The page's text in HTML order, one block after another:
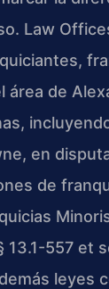
Law
área de
en
de
13.1-557 et
leyes